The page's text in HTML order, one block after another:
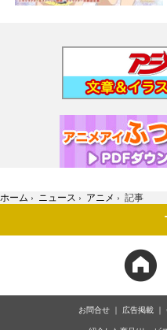
ホーム › ニュース › アニメ › 記事
お問合せ 広告掲載